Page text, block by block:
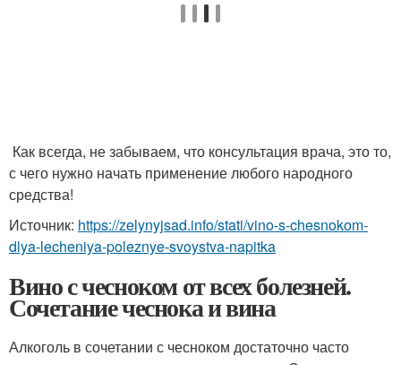
Как всегда, не забываем, что консультация врача, это то,
с чего нужно начать применение любого народного
средства!
Источник: https://zelynyjsad.info/stati/vino-s-chesnokom-
dlya-lecheniya-poleznye-svoystva-napitka
Вино с чесноком от всех болезней.
Сочетание чеснока и вина
Алкоголь в сочетании с чесноком достаточно часто